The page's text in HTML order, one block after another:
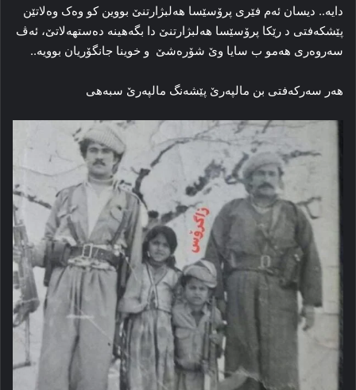
دایە.. دیسان ئەم فێری پرۆسێسا هەلبژارتنێ بووین کو وەک وەلاتێن
پێشکەفتی د رێکا پرۆسێسا هەلبژارتنێ دا بگەهینە دەستهەلاتێ، ئەڤ
سەروەری هەمو ب سایا وێ شۆرەشێ و خوینا جانگۆریان بوویە..
هەر سەرکەفتی بن مالپەرێ پێشەنگ مالپەرێ سبەهی